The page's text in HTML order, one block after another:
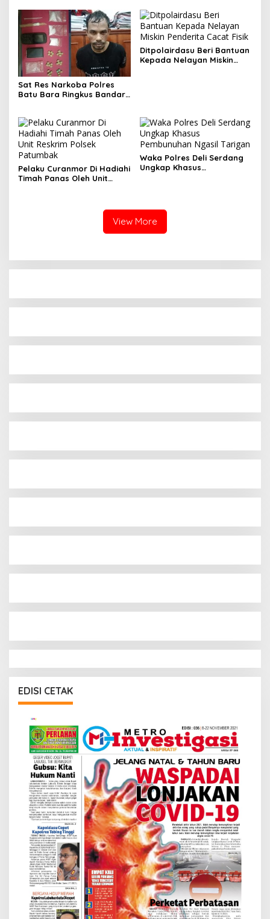
Sat Res Narkoba Polres
Batu Bara Ringkus Bandar
Ditpolairdasu Beri Bantuan
Kepada Nelayan Miskin
Pelaku Curanmor Di Hadiahi
Timah Panas Oleh Unit
Waka Polres Deli Serdang
Ungkap Khasus
View More
EDISI CETAK